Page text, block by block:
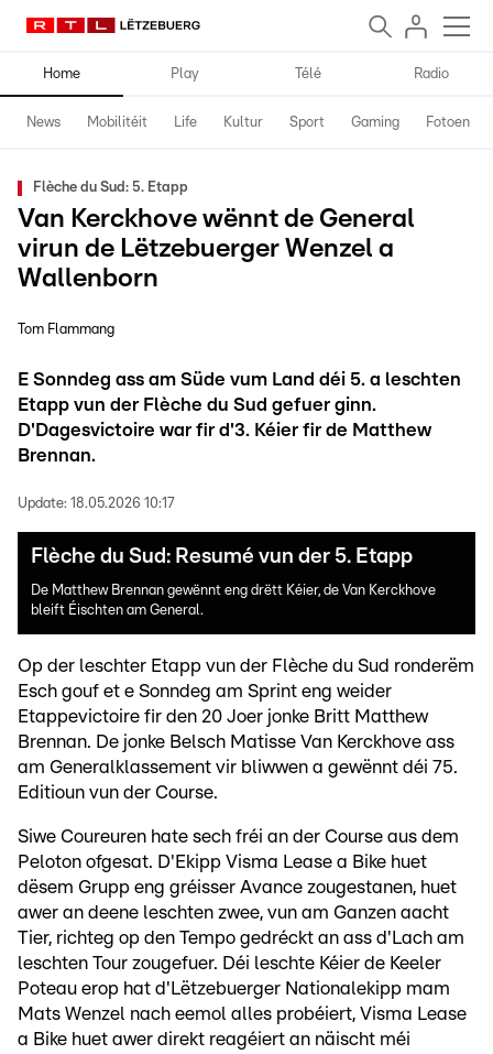
Home Play Télé Radio
News Mobilitéit Life Kultur Sport Gaming Fotoen
Flèche du Sud: 5. Etapp
Van Kerckhove wënnt de General
virun de Lëtzebuerger Wenzel a
Wallenborn
Tom Flammang
E Sonndeg ass am Süde vum Land déi 5. a leschten
Etapp vun der Flèche du Sud gefuer ginn.
D'Dagesvictoire war fir d'3. Kéier fir de Matthew
Brennan.
Update: 18.05.2026 10:17
Flèche du Sud: Resumé vun der 5. Etapp
De Matthew Brennan gewënnt eng drëtt Kéier, de Van Kerckhove
bleift Éischten am General.
Op der leschter Etapp vun der Flèche du Sud ronderëm
Esch gouf et e Sonndeg am Sprint eng weider
Etappevictoire fir den 20 Joer jonke Britt Matthew
Brennan. De jonke Belsch Matisse Van Kerckhove ass
am Generalklassement vir bliwwen a gewënnt déi 75.
Editioun vun der Course.
Siwe Coureuren hate sech fréi an der Course aus dem
Peloton ofgesat. D'Ekipp Visma Lease a Bike huet
dësem Grupp eng gréisser Avance zougestanen, huet
awer an deene leschten zwee, vun am Ganzen aacht
Tier, richteg op den Tempo gedréckt an ass d'Lach am
leschten Tour zougefuer. Déi leschte Kéier de Keeler
Poteau erop hat d'Lëtzebuerger Nationalekipp mam
Mats Wenzel nach eemol alles probéiert, Visma Lease
a Bike huet awer direkt reagéiert an näischt méi